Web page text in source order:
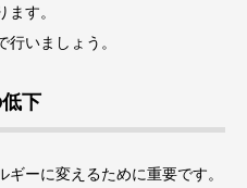
す。
いましょう。
下
ーに変えるために重要です。